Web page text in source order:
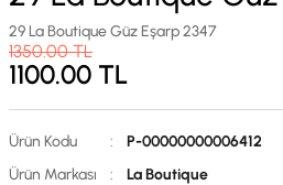
29 La Boutique Güz Eşarp 2347
1350.00TL
1100.00 TL
Ürün Kodu :
P-00000000006412
Ürün Markası
: La Boutique